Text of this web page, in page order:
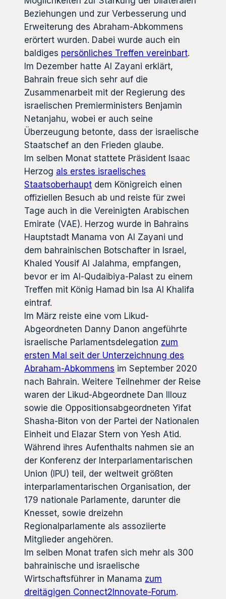
Beziehungen und zur Verbesserung und
Erweiterung des Abraham-Abkommens
erörtert wurden. Dabei wurde auch ein
baldiges persönliches Treffen vereinbart.
Im Dezember hatte Al Zayani erklärt,
Bahrain freue sich sehr auf die
Zusammenarbeit mit der Regierung des
israelischen Premierministers Benjamin
Netanjahu, wobei er auch seine
Überzeugung betonte, dass der israelische
Staatschef an den Frieden glaube.
Im selben Monat stattete Präsident Isaac
Herzog als erstes israelisches
Staatsoberhaupt dem Königreich einen
offiziellen Besuch ab und reiste für zwei
Tage auch in die Vereinigten Arabischen
Emirate (VAE). Herzog wurde in Bahrains
Hauptstadt Manama von Al Zayani und
dem bahrainischen Botschafter in Israel,
Khaled Yousif Al Jalahma, empfangen,
bevor er im Al-Qudaibiya-Palast zu einem
Treffen mit König Hamad bin Isa Al Khalifa
eintraf.
Im März reiste eine vom Likud-
Abgeordneten Danny Danon angeführte
israelische Parlamentsdelegation zum
ersten Mal seit der Unterzeichnung des
Abraham-Abkommens im September 2020
nach Bahrain. Weitere Teilnehmer der Reise
waren der Likud-Abgeordnete Dan Illouz
sowie die Oppositionsabgeordneten Yifat
Shasha-Biton von der Partei der Nationalen
Einheit und Elazar Stern von Yesh Atid.
Während ihres Aufenthalts nahmen sie an
der Konferenz der Interparlamentarischen
Union (IPU) teil, der weltweit größten
interparlamentarischen Organisation, der
179 nationale Parlamente, darunter die
Knesset, sowie dreizehn
Regionalparlamente als assoziierte
Mitglieder angehören.
Im selben Monat trafen sich mehr als 300
bahrainische und israelische
Wirtschaftsführer in Manama zum
dreitägigen Connect2Innovate-Forum.